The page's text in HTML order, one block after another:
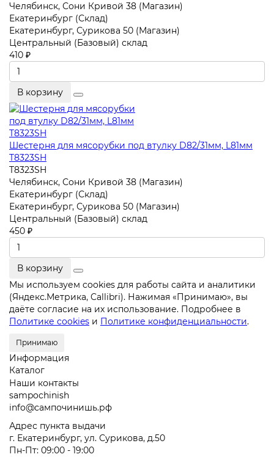
Челябинск, Сони Кривой 38 (Магазин)
Екатеринбург (Склад)
Екатеринбург, Сурикова 50 (Магазин)
Центральный (Базовый) склад
410 ₽
В корзину
Шестерня для мясорубки под втулку D82/31мм, L81мм
T8323SH
T8323SH
Челябинск, Сони Кривой 38 (Магазин)
Екатеринбург (Склад)
Екатеринбург, Сурикова 50 (Магазин)
Центральный (Базовый) склад
450 ₽
В корзину
Мы используем cookies для работы сайта и аналитики
(Яндекс.Метрика, Callibri). Нажимая «Принимаю», вы
даёте согласие на их использование. Подробнее в
Политике cookies и Политике конфиденциальности.
Принимаю
Информация
Каталог
Наши контакты
sampochinish
info@сампочинишь.рф
Адрес пункта выдачи
г. Екатеринбург, ул. Сурикова, д.50
Пн-Пт: 09:00 - 19:00